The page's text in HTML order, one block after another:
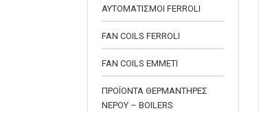
ΑΥΤΟΜΑΤΙΣΜΟΙ FERROLI
FAN COILS FERROLI
FAN COILS EMMETI
ΠΡΟΪΟΝΤΑ ΘΕΡΜΑΝΤΗΡΕΣ
ΝΕΡΟΥ – BOILERS